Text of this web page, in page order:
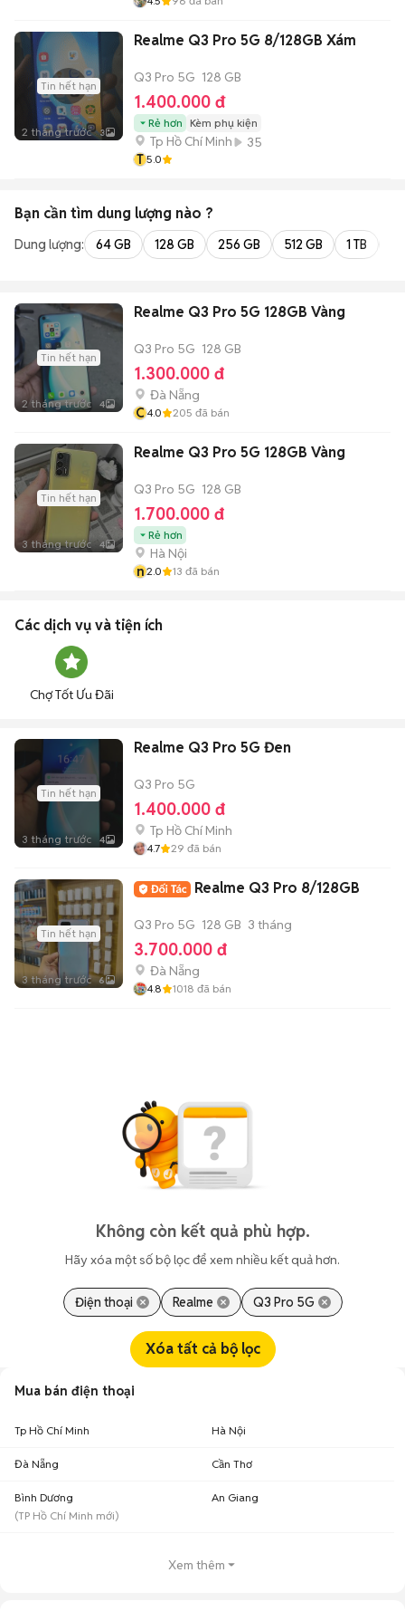
Tin hết hạn
2 tháng trước 3
Realme Q3 Pro 5G 8/128GB Xám
Q3 Pro 5G 128 GB
1.400.000 đ
Rẻ hơn Kèm phụ kiện
Tp Hồ Chí Minh
35
T 5.0
Bạn cần tìm dung lượng nào ?
Dung lượng: 64 GB 128 GB 256 GB 512 GB 1 TB
Tin hết hạn
2 tháng trước 4
Realme Q3 Pro 5G 128GB Vàng
Q3 Pro 5G 128 GB
1.300.000 đ
Đà Nẵng
C4.0 205 đã bán
Tin hết hạn
3 tháng trước 4
Realme Q3 Pro 5G 128GB Vàng
Q3 Pro 5G 128 GB
1.700.000 đ
Rẻ hơn
Hà Nội
n2.0 13 đã bán
Các dịch vụ và tiện ích
Chợ Tốt Ưu Đãi
Tin hết hạn
3 tháng trước 4
Realme Q3 Pro 5G Đen
Q3 Pro 5G
1.400.000 đ
Tp Hồ Chí Minh
4.7 29 đã bán
Tin hết hạn
3 tháng trước 6
Realme Q3 Pro 8/128GB
Q3 Pro 5G 128 GB 3 tháng
3.700.000 đ
Đà Nẵng
4.8 1018 đã bán
Không còn kết quả phù hợp.
Hãy xóa một số bộ lọc để xem nhiều kết quả hơn.
Điện thoại Realme Q3 Pro 5G
Xóa tất cả bộ lọc
Mua bán điện thoại
Tp Hồ Chí Minh Hà Nội
Đà Nẵng Cần Thơ
Bình Dương
(TP Hồ Chí Minh mới)
An Giang
Xem thêm